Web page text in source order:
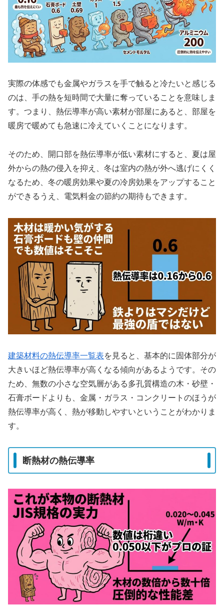
実際の体感でも金属やガラスを手で触ると冷たいと感じる
のは、手の熱を短時間で大量に奪っていることを意味しま
す。つまり、熱伝導率が高い素材が部屋にあると、部屋を
暖房で暖めても急速に冷えていくことになります。
そのため、開口部を熱伝導率が低い素材にすると、夏は屋
外からの熱の侵入を抑え、冬は室内の熱が外へ逃げにくく
なるため、冬の暖房効果や夏の冷房効果をアップすること
ができるうえ、電気料金の節約の期待もできます。
建築材料の熱伝導率一覧表を見ると、基本的に固体部分が
大きいほど熱伝導率が高くなる傾向があるようです。その
ため、無数の小さな空気層がある多孔質構造の木・砂壁・
石膏ボードよりも、金属・ガラス・コンクリートのほうが
熱伝導率が高く、熱が移動しやすいということがわかりま
す。
断熱材の熱伝導率